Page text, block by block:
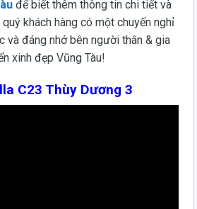
để biết thêm thông tin chi tiết và
khách hàng có một chuyến nghỉ
và đáng nhớ bên người thân & gia
xinh đẹp Vũng Tàu!
C23 Thùy Dương 3